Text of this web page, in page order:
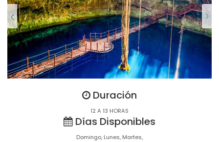
Duración
12 A 13 HORAS
Días Disponibles
Domingo, Lunes, Martes,